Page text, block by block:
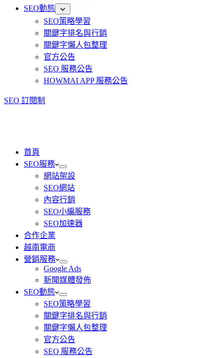
SEO動態
SEO策略學習
關鍵字排名與行銷
關鍵字懶人包整理
官方公告
SEO 服務公告
HOWMAI APP 服務公告
SEO 訂閱制
首頁
SEO服務
網站架設
SEO網站
內容行銷
SEO小編服務
SEO加速器
合作企業
越南電商
營銷服務
Google Ads
新聞媒體發佈
SEO動態
SEO策略學習
關鍵字排名與行銷
關鍵字懶人包整理
官方公告
SEO 服務公告